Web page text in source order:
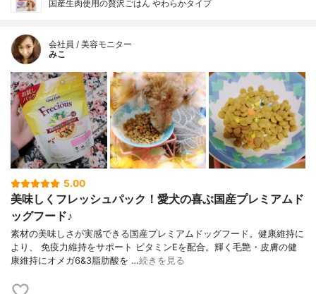
国産生肉使用の贅沢ごはん やわらかタイプ
会社員 / 美容モニター
みこ
5.00
美味しくフレッシュパック！愛犬の喜ぶ国産プレミアムド
ッグフード♪
素材の美味しさが実感できる国産プレミアムドッグフード。健康維持に
より、 免疫力維持をサポート ビタミンEを配合。輝く毛艶・皮膚の健
康維持にオメガ6&3脂肪酸を …続きを見る